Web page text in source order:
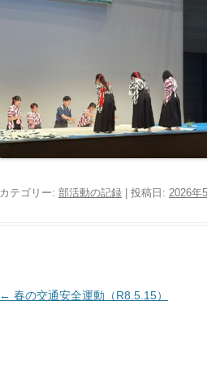
カテゴリー: 部活動の記録 | 投稿日: 2026年
投
← 春の交通安全運動（R8.5.15）